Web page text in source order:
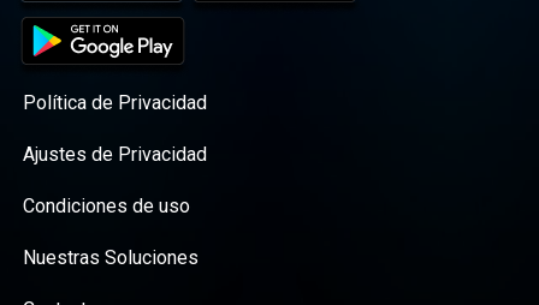
Política de Privacidad
Ajustes de Privacidad
Condiciones de uso
Nuestras Soluciones